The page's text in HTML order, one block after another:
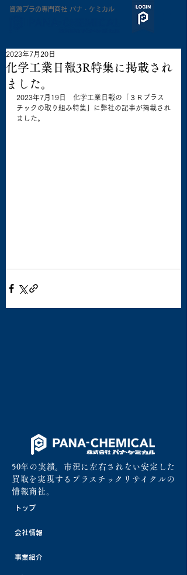
​資源プラの専門商社 パナ・ケミカル
化学工業日報3R特集に掲載され
ました。
2023年7月20日
2023年7月19日　化学工業日報の「３Ｒプラス
チックの取り組み特集」に弊社の記事が掲載され
ました。
50年の実績。市況に左右されない安定した
買取を実現するプラスチックリサイクルの
情報商社。
トップ
会社情報
事業紹介